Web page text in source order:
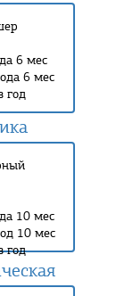
6 мес
6 мес
год
10 мес
10 мес
год